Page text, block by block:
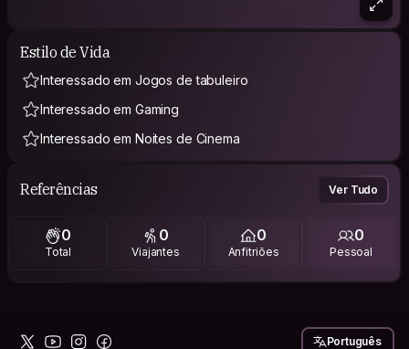
Estilo de Vida
Interessado em Jogos de tabuleiro
Interessado em Gaming
Interessado em Noites de Cinema
Referências Ver Tudo
0
Total
0
Viajantes
0
Anfitriões
0
Pessoal
Português